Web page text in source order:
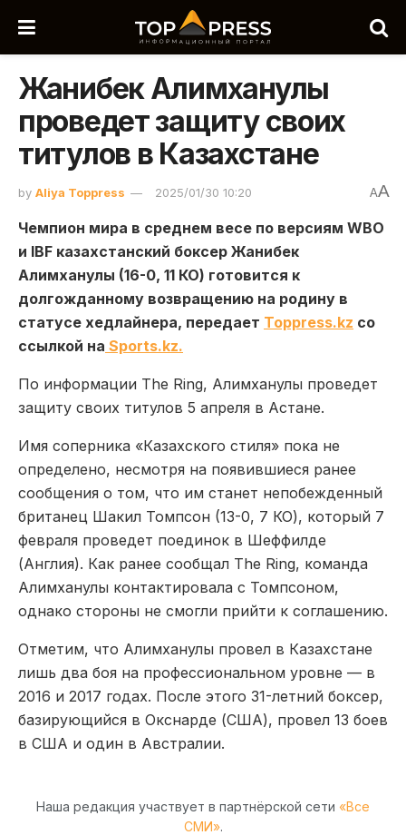
Жанибек Алимханулы
проведет защиту своих
титулов в Казахстане
by Aliya Toppress 2025/01/30 10:20 AA
Чемпион мира в среднем весе по версиям WBO
и IBF казахстанский боксер Жанибек
Алимханулы (16-0, 11 КО) готовится к
долгожданному возвращению на родину в
статусе хедлайнера, передает Toppress.kz со
ссылкой на Sports.kz.
По информации The Ring, Алимханулы проведет
защиту своих титулов 5 апреля в Астане.
Имя соперника «Казахского стиля» пока не
определено, несмотря на появившиеся ранее
сообщения о том, что им станет непобежденный
британец Шакил Томпсон (13-0, 7 КО), который 7
февраля проведет поединок в Шеффилде
(Англия). Как ранее сообщал The Ring, команда
Алимханулы контактировала с Томпсоном,
однако стороны не смогли прийти к соглашению.
Отметим, что Алимханулы провел в Казахстане
лишь два боя на профессиональном уровне — в
2016 и 2017 годах. После этого 31-летний боксер,
базирующийся в Окснарде (США), провел 13 боев
в США и один в Австралии.
Наша редакция участвует в партнёрской сети «Все
СМИ».